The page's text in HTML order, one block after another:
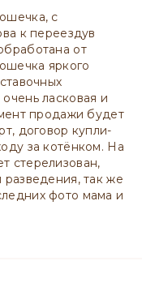
с
к переездув
от
яркого
ласковая и
продажи будет
договор купли-
за котёнком. На
стерелизован,
так же
фото мама и